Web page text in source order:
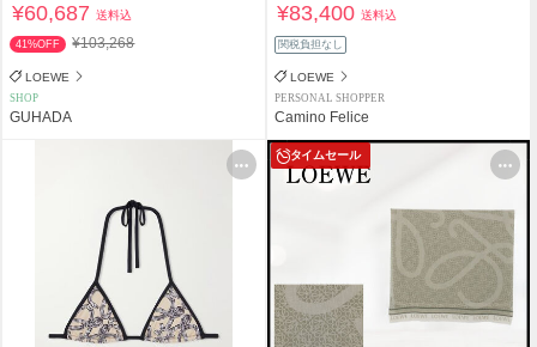
¥60,687送料込
41%OFF ¥103,268
LOEWE
SHOP
GUHADA
¥83,400送料込
関税負担なし
LOEWE
PERSONAL SHOPPER
Camino Felice
タイムセール